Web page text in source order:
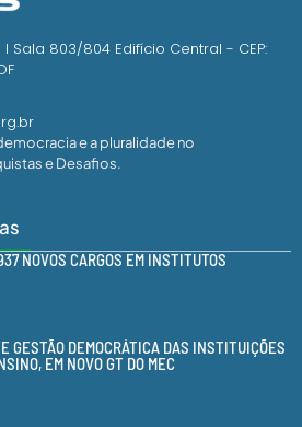
I Sala 803/804 Edifício Central - CEP:
e a pluralidade no
e Desafios.
NOVOS CARGOS EM INSTITUTOS
GESTÃO DEMOCRÁTICA DAS INSTITUIÇÕES
EM NOVO GT DO MEC